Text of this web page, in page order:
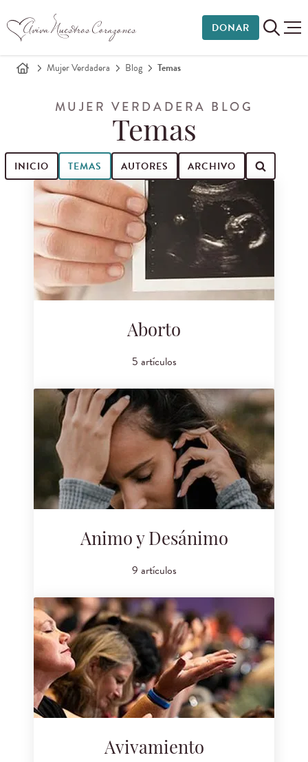
DONAR
Mujer Verdadera Blog Temas
MUJER VERDADERA BLOG
Temas
INICIO TEMAS AUTORES ARCHIVO
Buscar entradas de blog
Aborto
5 artículos
Animo y Desánimo
9 artículos
Avivamiento